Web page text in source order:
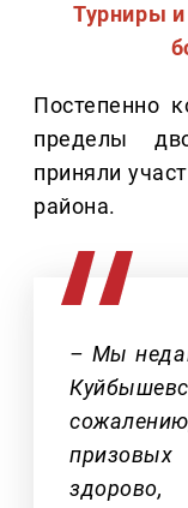
Турниры и
Постепенно
пределы
приняли
района.
– Мы